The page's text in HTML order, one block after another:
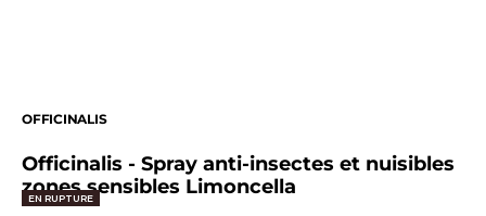
OFFICINALIS
Officinalis - Spray anti-insectes et nuisibles
zones sensibles Limoncella
EN RUPTURE